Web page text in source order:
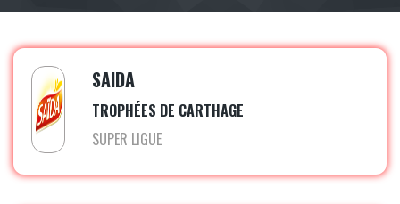
SAIDA
TROPHÉES DE CARTHAGE
SUPER LIGUE